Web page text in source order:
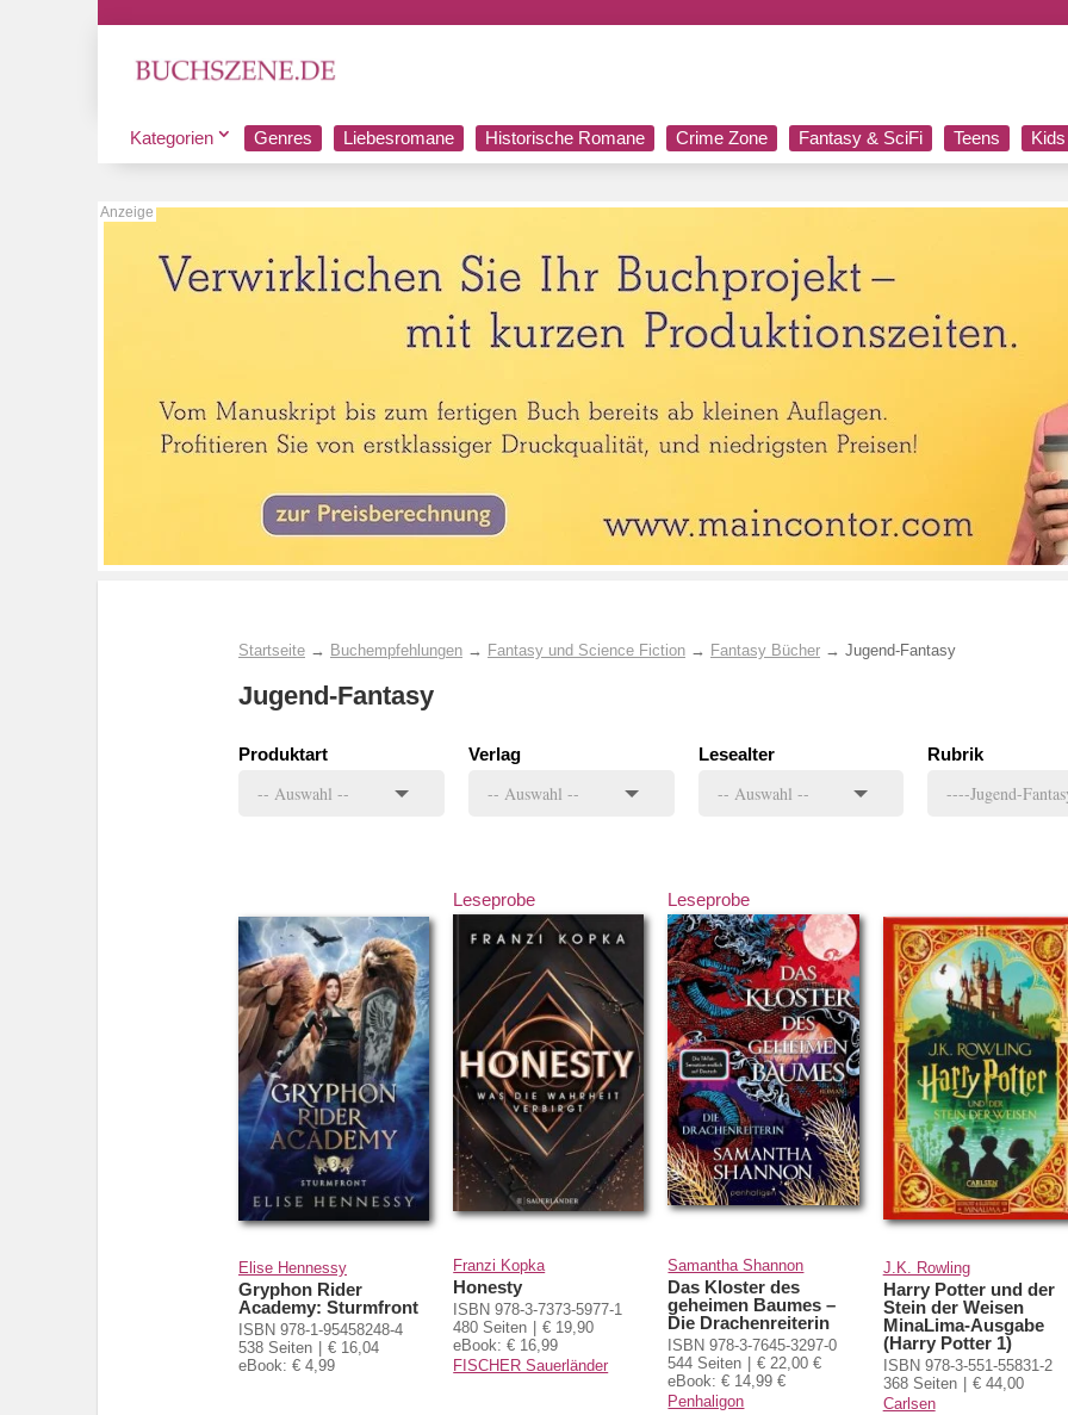
Kategorien Genres Liebesromane Historische Romane Crime Zone Fantasy & SciFi Teens Kids
Startseite → Buchempfehlungen → Fantasy und Science Fiction → Fantasy Bücher → Jugend-Fantasy
Jugend-Fantasy
Produktart Verlag Lesealter Rubrik
Elise Hennessy
Gryphon Rider
Academy: Sturmfront
ISBN 978-1-95458248-4
538 Seiten
€ 16,04
eBook: € 4,99
Leseprobe
Franzi Kopka
Honesty
ISBN 978-3-7373-5977-1
480 Seiten
€ 19,90
eBook: € 16,99
FISCHER Sauerländer
Leseprobe
Samantha Shannon
Das Kloster des
geheimen Baumes –
Die Drachenreiterin
ISBN 978-3-7645-3297-0
544 Seiten
€ 22,00 €
eBook: € 14,99 €
Penhaligon
J.K. Rowling
Harry Potter und der
Stein der Weisen
MinaLima-Ausgabe
(Harry Potter 1)
ISBN 978-3-551-55831-2
368 Seiten
€ 44,00
Carlsen